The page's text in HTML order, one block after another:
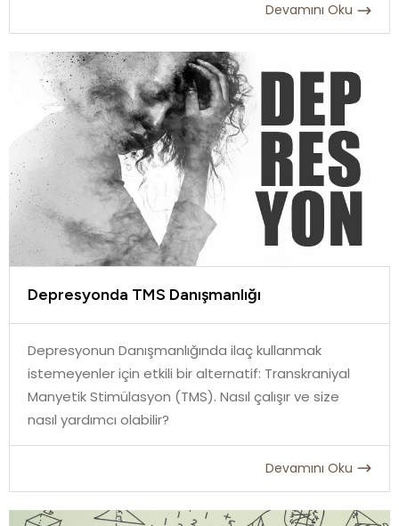
Devamını Oku
Depresyonda TMS Danışmanlığı
Depresyonun Danışmanlığında ilaç kullanmak
istemeyenler için etkili bir alternatif: Transkraniyal
Manyetik Stimülasyon (TMS). Nasıl çalışır ve size
nasıl yardımcı olabilir?
Devamını Oku